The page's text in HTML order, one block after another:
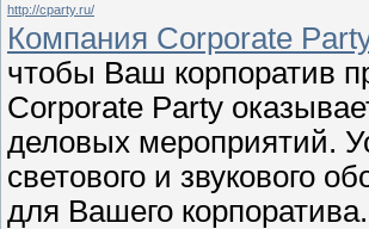
http://cparty.ru/
Компания Corporate
чтобы Ваш корпоратив
Corporate Party
деловых мероприятий.
светового и звукового
для Вашего